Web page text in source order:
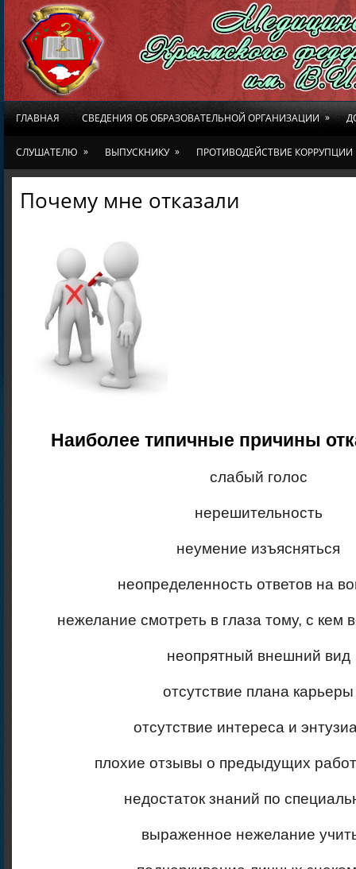
ГЛАВНАЯ СВЕДЕНИЯ ОБ ОБРАЗОВАТЕЛЬНОЙ ОРГАНИЗАЦИИ »
СЛУШАТЕЛЮ » ВЫПУСКНИКУ » ПРОТИВОДЕЙСТВИЕ КОРРУПЦИИ
Почему мне отказали
Наиболее типичные причины
слабый голос
нерешительность
неумение изъясняться
неопределенность ответов на
нежелание смотреть в глаза тому, с кем
неопрятный внешний вид
отсутствие плана карьеры
отсутствие интереса и
плохие отзывы о предыдущих
недостаток знаний по
выраженное нежелание